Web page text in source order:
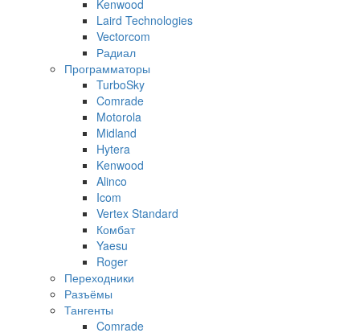
Kenwood
Laird Technologies
Vectorcom
Радиал
Программаторы
TurboSky
Comrade
Motorola
Midland
Hytera
Kenwood
Alinco
Icom
Vertex Standard
Комбат
Yaesu
Roger
Переходники
Разъёмы
Тангенты
Comrade